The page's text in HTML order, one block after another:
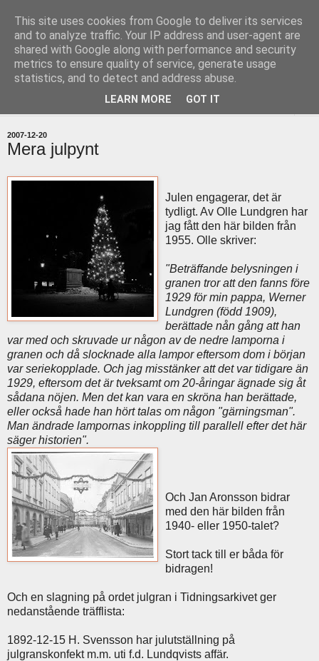
uddevallabloggen.se
med stort och smått från Uddevallas horisont
2007-12-20
Mera julpynt
Julen engagerar, det är
tydligt. Av Olle Lundgren har
jag fått den här bilden från
1955. Olle skriver:
"Beträffande belysningen i
granen tror att den fanns före
1929 för min pappa, Werner
Lundgren (född 1909),
berättade nån gång att han
var med och skruvade ur någon av de nedre lamporna i
granen och då slocknade alla lampor eftersom dom i början
var seriekopplade. Och jag misstänker att det var tidigare än
1929, eftersom det är tveksamt om 20-åringar ägnade sig åt
sådana nöjen. Men det kan vara en skröna han berättade,
eller också hade han hört talas om någon "gärningsman".
Man ändrade lampornas inkoppling till parallell efter det här
säger historien".
Och Jan Aronsson bidrar
med den här bilden från
1940- eller 1950-talet?
Stort tack till er båda för
bidragen!
Och en slagning på ordet julgran i Tidningsarkivet ger
nedanstående träfflista:
1892-12-15 H. Svensson har julutställning på
julgranskonfekt m.m. uti f.d. Lundqvists affär.
This site uses cookies from Google to deliver its services
and to analyze traffic. Your IP address and user-agent are
shared with Google along with performance and security
metrics to ensure quality of service, generate usage
statistics, and to detect and address abuse.
LEARN MORE GOT IT